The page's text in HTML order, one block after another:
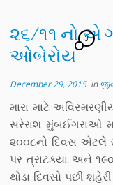
૨૬/૧૧ નો એ
ઓબેરોય
3
December 29, 2015in
મારા માટે
સરેરાશ મુંબઈગરાઓ
૨૦૦૮નો દિવસ એટલે
પર ત્રાટક્યા અને
થોડા દિવસો પછી